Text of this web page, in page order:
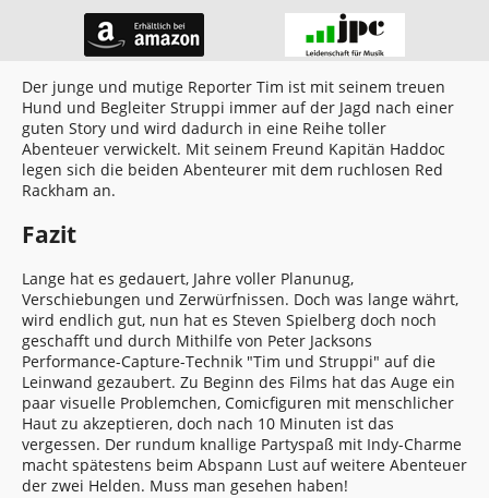
Der junge und mutige Reporter Tim ist mit seinem treuen
Hund und Begleiter Struppi immer auf der Jagd nach einer
guten Story und wird dadurch in eine Reihe toller
Abenteuer verwickelt. Mit seinem Freund Kapitän Haddoc
legen sich die beiden Abenteurer mit dem ruchlosen Red
Rackham an.
Fazit
Lange hat es gedauert, Jahre voller Planunug,
Verschiebungen und Zerwürfnissen. Doch was lange währt,
wird endlich gut, nun hat es Steven Spielberg doch noch
geschafft und durch Mithilfe von Peter Jacksons
Performance-Capture-Technik "Tim und Struppi" auf die
Leinwand gezaubert. Zu Beginn des Films hat das Auge ein
paar visuelle Problemchen, Comicfiguren mit menschlicher
Haut zu akzeptieren, doch nach 10 Minuten ist das
vergessen. Der rundum knallige Partyspaß mit Indy-Charme
macht spätestens beim Abspann Lust auf weitere Abenteuer
der zwei Helden. Muss man gesehen haben!